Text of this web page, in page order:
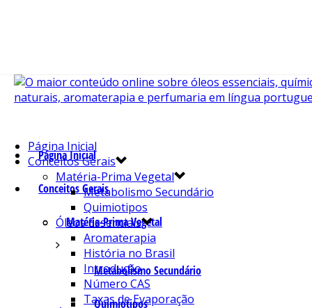
Página Inicial
Conceitos Gerais
Matéria-Prima Vegetal
Metabolismo Secundário
Quimiotipos
Página Inicial
Conceitos Gerais
Matéria-Prima Vegetal
Metabolismo Secundário
Quimiotipos
Óleos Essenciais
Aromaterapia
História no Brasil
Introdução
Número CAS
Taxas de Evaporação